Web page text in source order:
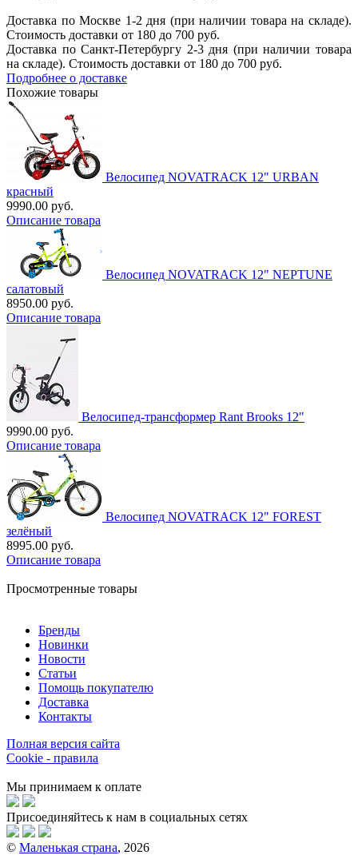
Доставка по Москве 1-2 дня (при наличии товара на складе).
Стоимость доставки от 180 до 700 руб.
Доставка по Санкт-Петербургу 2-3 дня (при наличии товара
на складе). Стоимость доставки от 180 до 700 руб.
Подробнее о доставке
Похожие товары
Велосипед NOVATRACK 12" URBAN
красный
9990.00 руб.
Описание товара
Велосипед NOVATRACK 12" NEPTUNE
салатовый
8950.00 руб.
Описание товара
Велосипед-трансформер Rant Brooks 12"
9990.00 руб.
Описание товара
Велосипед NOVATRACK 12" FOREST
зелёный
8995.00 руб.
Описание товара
Просмотренные товары
Бренды
Новинки
Новости
Статьи
Помощь покупателю
Доставка
Контакты
Полная версия сайта
Cookie - правила
Мы принимаем к оплате
Присоединяйтесь к нам в социальных сетях
© Маленькая страна, 2026